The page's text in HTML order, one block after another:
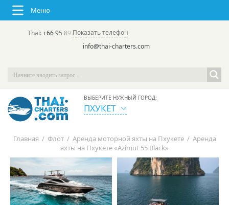
Меню
Thai:+66 95 892 7646(rus/eng) | в России:
Показать телефон
info@thai-charters.com
ВЫБЕРИТЕ НУЖНЫЙ ГОРОД:
ПХУКЕТ
Главная / Флот / Аренда моторной яхты на Пхукете / Аренда
яхты на Пхукете «Azimut 55 Black»